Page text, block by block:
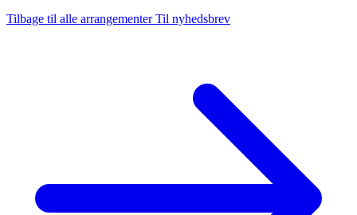
Tilbage til alle arrangementerTil nyhedsbrev